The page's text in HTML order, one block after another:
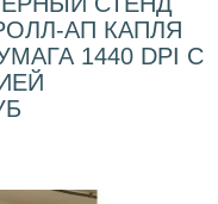
АП КАПЛЯ
1440 DPI С